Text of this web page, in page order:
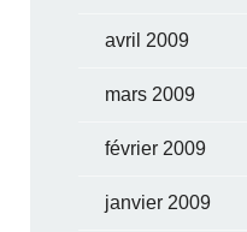
avril 2009
mars 2009
février 2009
janvier 2009